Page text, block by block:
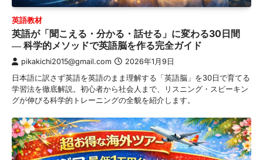
英語教材
英語が「聞こえる・分かる・話せる」に変わる30日間
― 科学的メソッドで英語脳を作る完全ガイド
pikakichi2015@gmail.com 2026年1月9日
日本語に訳さず英語を英語のまま理解する「英語脳」を30日で育てる
学習法を徹底解説。初心者から社会人まで、リスニング・スピーキン
グが伸びる科学的トレーニングの全貌を紹介します。